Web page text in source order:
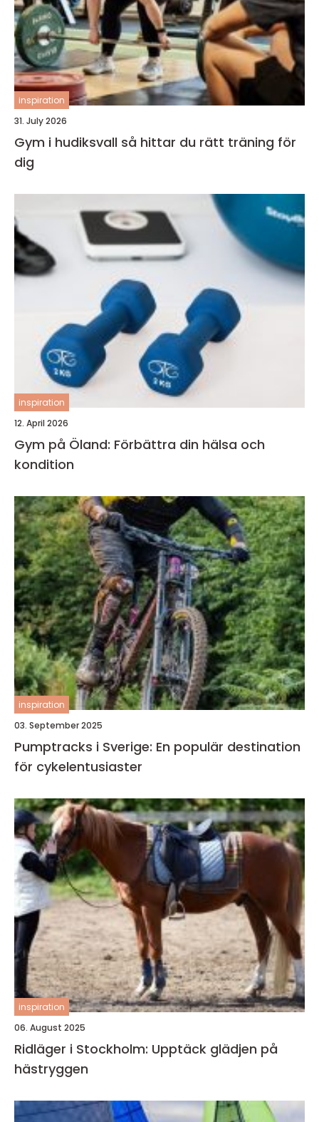
inspiration
31. July 2026
Gym i hudiksvall så hittar du rätt träning för
dig
inspiration
12. April 2026
Gym på Öland: Förbättra din hälsa och
kondition
inspiration
03. September 2025
Pumptracks i Sverige: En populär destination
för cykelentusiaster
inspiration
06. August 2025
Ridläger i Stockholm: Upptäck glädjen på
hästryggen